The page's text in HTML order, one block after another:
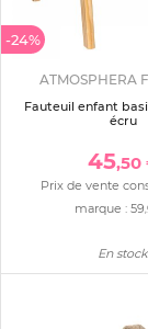
-24%
ATMOSPHERA
Fauteuil enfant
écru
45,50
Prix de vente
marque : 59
En stock